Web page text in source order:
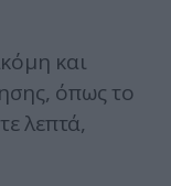
και
όπως το
λεπτά,